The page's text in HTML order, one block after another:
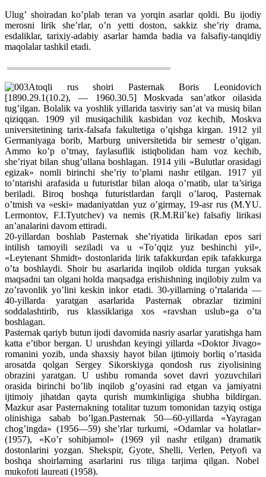
Ulug’ shoiradan ko’plab teran va yorqin asarlar qoldi. Bu ijodiy
merosni lirik she’rlar, o’n yetti doston, sakkiz she’riy drama,
esdaliklar, tarixiy-adabiy asarlar hamda badia va falsafiy-tanqidiy
maqolalar tashkil etadi.
Atoqli rus shoiri Pasternak Boris Leonidovich
[1890.29.1(10.2), — 1960.30.5] Moskvada san’atkor oilasida
tug’ilgan. Bolalik va yoshlik yillarida tasviriy san’at va musiq bilan
qiziqqan. 1909 yil musiqachilik kasbidan voz kechib, Moskva
universitetining tarix-falsafa fakultetiga o’qishga kirgan. 1912 yil
Germaniyaga borib, Marburg universitetida bir semestr o’qigan.
Ammo ko’p o’tmay, faylasuflik istiqbolidan ham voz kechib,
she’riyat bilan shug’ullana boshlagan. 1914 yili «Bulutlar orasidagi
egizak» nomli birinchi she’riy to’plami nashr etilgan. 1917 yil
to’ntarishi arafasida u futuristlar bilan aloqa o’rnatib, ular ta’siriga
beriladi. Biroq boshqa futuristlardan farqli o’laroq, Pasternak
o’tmish va «eski» madaniyatdan yuz o’girmay, 19-asr rus (M.YU.
Lermontov, F.I.Tyutchev) va nemis (R.M.Ril`ke) falsafiy lirikasi
an’analarini davom ettiradi.
20-yillardan boshlab Pasternak she’riyatida lirikadan epos sari
intilish tamoyili seziladi va u «To’qqiz yuz beshinchi yil»,
«Leytenant Shmidt» dostonlarida lirik tafakkurdan epik tafakkurga
o’ta boshlaydi. Shoir bu asarlarida inqilob oldida turgan yuksak
maqsadni tan olgani holda maqsadga erishishning inqilobiy zulm va
zo’ravonlik yo’lini keskin inkor etadi. 30-yillarning o’rtalarida —
40-yillarda yaratgan asarlarida Pasternak obrazlar tizimini
soddalashtirib, rus klassiklariga xos «ravshan uslub»ga o’ta
boshlagan.
Pasternak qariyb butun ijodi davomida nasriy asarlar yaratishga ham
katta e’tibor bergan. U urushdan keyingi yillarda «Doktor Jivago»
romanini yozib, unda shaxsiy hayot bilan ijtimoiy borliq o’rtasida
arosatda qolgan Sergey Sikorskiyga qondosh rus ziyolisining
obrazini yaratgan. U ushbu romanda sovet davri yozuvchilari
orasida birinchi bo’lib inqilob g’oyasini rad etgan va jamiyatni
ijtimoiy jihatdan qayta qurish mumkinligiga shubha bildirgan.
Mazkur asar Pasternakning totalitar tuzum tomonidan tazyiq ostiga
olinishiga sabab bo’lgan.Pasternak 50—60-yillarda «Yayragan
chog’ingda» (1956—59) she’rlar turkumi, «Odamlar va holatlar»
(1957), «Ko’r sohibjamol» (1969 yil nashr etilgan) dramatik
dostonlarini yozgan. Shekspir, Gyote, Shelli, Verlen, Petyofi va
boshqa shoirlarning asarlarini rus tiliga tarjima qilgan. Nobel
mukofoti laureati (1958).